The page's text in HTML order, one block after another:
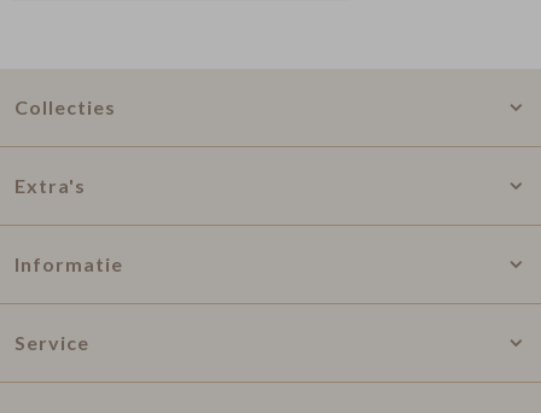
Collecties
Extra's
Informatie
Service